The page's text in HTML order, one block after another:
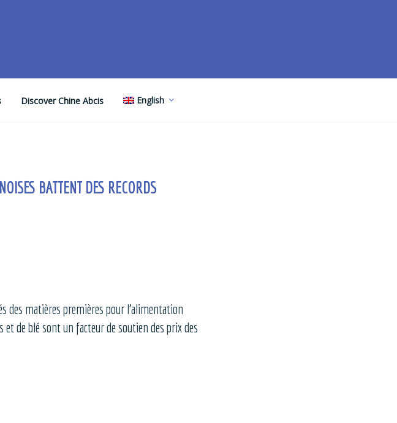
Discover Chine Abcis English
BATTENT DES RECORDS
des matières premières pour l’alimentation
de blé sont un facteur de soutien des prix des